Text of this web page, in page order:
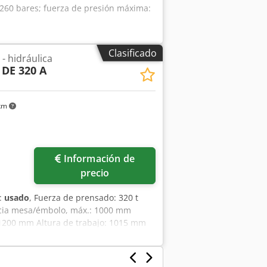
bares; fuerza de presión máxima:
Clasificado
hidráulica
DE 320 A
precio
usado, Fuerza de prensado: 320 t
mesa/émbolo, máx.: 1000 mm
mm Altura de trabajo: 1015 mm
máquina: aprox. 15 t Dimensiones:
1200 x 400 x 1800 mm Se ha
émbolo de la prensa no está